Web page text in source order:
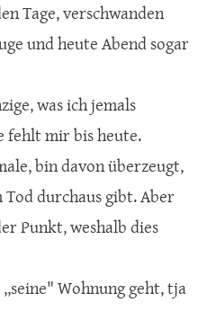
Tage, verschwanden
und heute Abend sogar
was ich jemals
fehlt mir bis heute.
bin davon überzeugt,
Tod durchaus gibt. Aber
Punkt, weshalb dies
Wohnung geht, tja